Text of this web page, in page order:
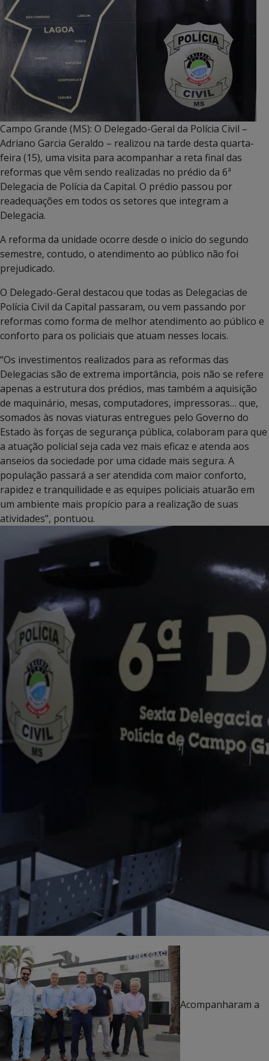
Campo Grande (MS): O Delegado-Geral da Polícia Civil –
Adriano Garcia Geraldo – realizou na tarde desta quarta-
feira (15), uma visita para acompanhar a reta final das
reformas que vêm sendo realizadas no prédio da 6ª
Delegacia de Polícia da Capital. O prédio passou por
readequações em todos os setores que integram a
Delegacia.
A reforma da unidade ocorre desde o início do segundo
semestre, contudo, o atendimento ao público não foi
prejudicado.
O Delegado-Geral destacou que todas as Delegacias de
Polícia Civil da Capital passaram, ou vem passando por
reformas como forma de melhor atendimento ao público e
conforto para os policiais que atuam nesses locais.
“Os investimentos realizados para as reformas das
Delegacias são de extrema importância, pois não se refere
apenas a estrutura dos prédios, mas também a aquisição
de maquinário, mesas, computadores, impressoras… que,
somados às novas viaturas entregues pelo Governo do
Estado às forças de segurança pública, colaboram para que
a atuação policial seja cada vez mais eficaz e atenda aos
anseios da sociedade por uma cidade mais segura. A
população passará a ser atendida com maior conforto,
rapidez e tranquilidade e as equipes policiais atuarão em
um ambiente mais propício para a realização de suas
atividades”, pontuou.
Acompanharam a